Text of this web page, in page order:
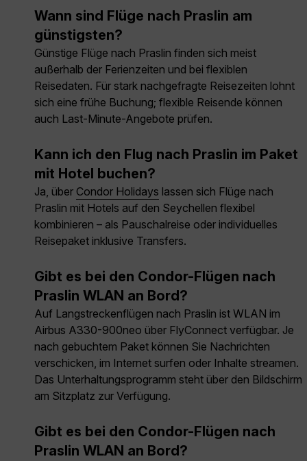
Wann sind Flüge nach Praslin am
günstigsten?
Günstige Flüge nach Praslin finden sich meist
außerhalb der Ferienzeiten und bei flexiblen
Reisedaten. Für stark nachgefragte Reisezeiten lohnt
sich eine frühe Buchung; flexible Reisende können
auch Last-Minute-Angebote prüfen.
Kann ich den Flug nach Praslin im Paket
mit Hotel buchen?
Ja, über Condor Holidays lassen sich Flüge nach
Praslin mit Hotels auf den Seychellen flexibel
kombinieren – als Pauschalreise oder individuelles
Reisepaket inklusive Transfers.
Gibt es bei den Condor-Flügen nach
Praslin WLAN an Bord?
Auf Langstreckenflügen nach Praslin ist WLAN im
Airbus A330-900neo über FlyConnect verfügbar. Je
nach gebuchtem Paket können Sie Nachrichten
verschicken, im Internet surfen oder Inhalte streamen.
Das Unterhaltungsprogramm steht über den Bildschirm
am Sitzplatz zur Verfügung.
Gibt es bei den Condor-Flügen nach
Praslin WLAN an Bord?